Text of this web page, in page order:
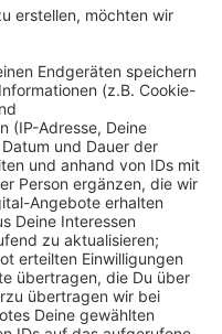
18:13
Unternehmen, die viel
und Beruf tun. Dem
Bewerbungen
und Familie
gibt es mehr Infos.